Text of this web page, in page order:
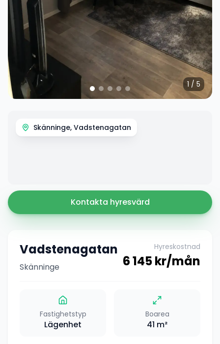
1 / 5
Skänninge, Vadstenagatan
Kontakta hyresvärd
Vadstenagatan
Skänninge
Hyreskostnad
6 145kr/mån
Fastighetstyp
Lägenhet
Boarea
41 m²